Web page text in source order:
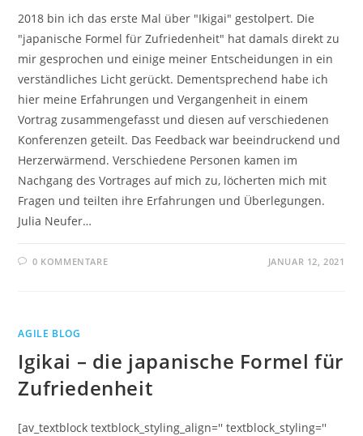
2018 bin ich das erste Mal über "Ikigai" gestolpert. Die
"japanische Formel für Zufriedenheit" hat damals direkt zu
mir gesprochen und einige meiner Entscheidungen in ein
verständliches Licht gerückt. Dementsprechend habe ich
hier meine Erfahrungen und Vergangenheit in einem
Vortrag zusammengefasst und diesen auf verschiedenen
Konferenzen geteilt. Das Feedback war beeindruckend und
Herzerwärmend. Verschiedene Personen kamen im
Nachgang des Vortrages auf mich zu, löcherten mich mit
Fragen und teilten ihre Erfahrungen und Überlegungen.
Julia Neufer…
0 KOMMENTARE JANUAR 12, 2021
AGILE BLOG
Igikai – die japanische Formel für
Zufriedenheit
[av_textblock textblock_styling_align='' textblock_styling=''